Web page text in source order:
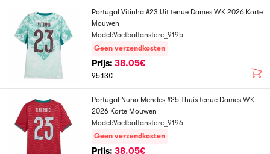
Portugal Vitinha #23 Uit tenue Dames WK 2026 Korte
Mouwen
Model:Voetbalfanstore_9195
Geen verzendkosten
Prijs: 38.05€
95.13€
Portugal Nuno Mendes #25 Thuis tenue Dames WK
2026 Korte Mouwen
Model:Voetbalfanstore_9196
Geen verzendkosten
Prijs: 38.05€